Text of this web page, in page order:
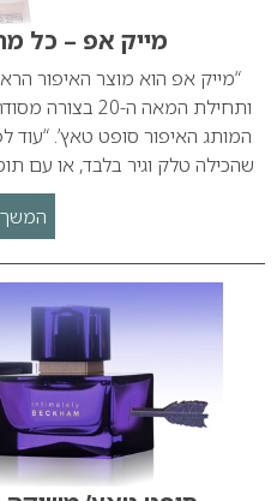
מייק אפ – כל
ותחילת המאה
המותג האיפור סופט טאץ’. “עוד
שהכילה טלק וגיר בלבד, או עם